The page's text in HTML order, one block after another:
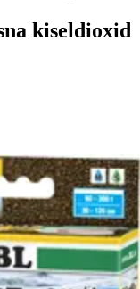
kiseldioxid